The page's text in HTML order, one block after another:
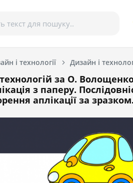
і технології
за О.
з паперу.
аплікації за зразком.